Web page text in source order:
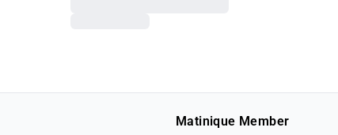
Matinique Member